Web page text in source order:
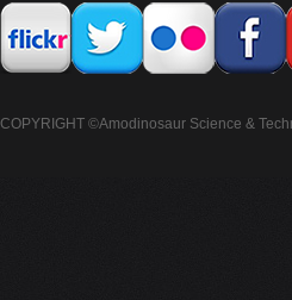
COPYRIGHT ©Amodinosaur Science &